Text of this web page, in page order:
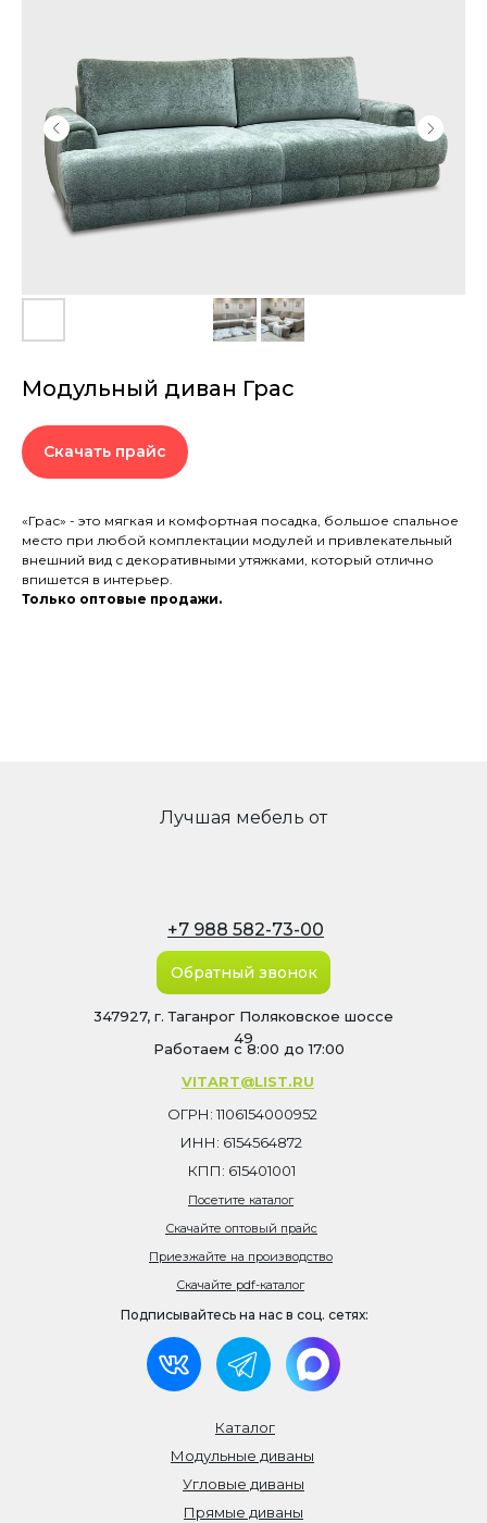
Модульный диван Грас
Скачать прайс
«Грас» - это мягкая и комфортная посадка, большое спальное
место при любой комплектации модулей и привлекательный
внешний вид с декоративными утяжками, который отлично
впишется в интерьер.
Только оптовые продажи.
Прямые диваны
Угловые диваны
Модульные диваны
Каталог
Работаем с 8:00 до 17:00
347927, г. Таганрог Поляковское шоссе
49
VITART@LIST.RU
+7 988 582-73-00
Лучшая мебель от
Обратный звонок
Подписывайтесь на нас в соц. сетях:
Посетите каталог
Скачайте оптовый прайс
Приезжайте на производство
Скачайте pdf-каталог
КПП: 615401001
ИНН: 6154564872
ОГРН: 1106154000952